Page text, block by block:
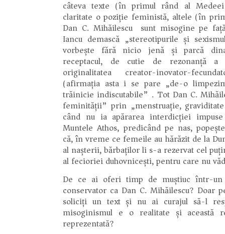
câteva texte (în primul rând al
claritate o poziție feministă, altele (în
Dan C. Mihăilescu) sunt misogine pe
Iancu demască „stereotipurile și
vorbește fără nicio jenă și parcă
receptacul, de cutie de rezonanță
originalitatea creator-inovator-
(afirmația asta i se pare „de-o
trăinicie indiscutabile”). Tot Dan C.
feminității” prin „menstruație,
când nu ia apărarea interdicției
Muntele Athos, predicând pe nas,
că, în vreme ce femeile au hărăzit de la
al nașterii, bărbaților li s-a rezervat cel
al fecioriei duhovnicești, pentru care nu
De ce ai oferi timp de muștiuc într-
conservator ca Dan C. Mihăilescu? Doar
soliciți un text și nu ai curajul să-l
misoginismul e o realitate și această
reprezentată?